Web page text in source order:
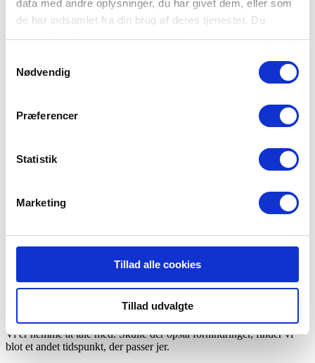
data med andre oplysninger, du har givet dem, eller som
de har indsamlet fra din brug af deres tjenester. Du
samtykker til vores cookies, hvis du fortsætter med at
Nødvendig
Præferencer
Statistik
Marketing
Tillad alle cookies
Tillad udvalgte
modtager I en mail med en forhåndsbekræftelse
og I kan planlægge videre efter det
finder vi en eller flere undervisere til jer
bliver I kontaktet af en underviser og aftaler de sidste detaljer
Før kurset ringer underviseren til kontaktpersonen hos jer. Her
aftaler I de sidste detaljer. Det kan fx. være
ankomst, parkering, forplejning og pauser
om, der er særlige forhold hos jer, som der skal tages hensyn
til – f.eks. orblinde elever
om I har oplevet situationer, som kan være relevante at
inddrage i undervisningen
kommer godt i gang.
Vi er nemme at tale med. Skulle der opstå forhindringer, finder vi
blot et andet tidspunkt, der passer jer.